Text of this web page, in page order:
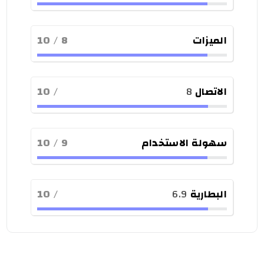
الميزات 8
/ 10
الاتصال / 10
سهولة الاستخدام 9
/ 10
البطارية / 10